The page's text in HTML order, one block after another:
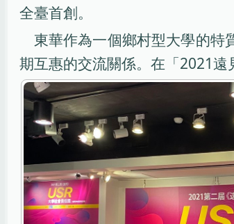
全臺首創。
東華作為一個鄉村型大學的特
期互惠的交流關係。在「2021遠